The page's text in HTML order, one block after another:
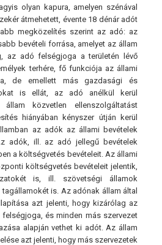
olyan kapura, amelyen szénával
átmehetett, évente 18 dénár adót
megközelítés szerint az adó: az
bevételi forrása, amelyet az állam
az adó felségjoga a területén lévő
terhére, fő funkciója az állami
de emellett más gazdasági és
is ellát, az adó anélkül kerül
közvetlen ellenszolgáltatást
hiányában kényszer útján kerül
az adók az állami bevételek
adók, ill. az adó jellegű bevételek
a költségvetés bevételeit. Az állami
költségvetés bevételeit jelentik,
is, ill. szövetségi államok
is. Az adónak állam által
azt jelenti, hogy kizárólag az
és minden más szervezet
alapján vethet ki adót. Az állam
azt jelenti, hogy más szervezetek